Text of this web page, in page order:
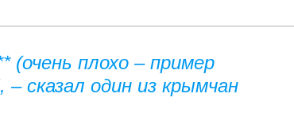
плохо – пример
сказал один из крымчан